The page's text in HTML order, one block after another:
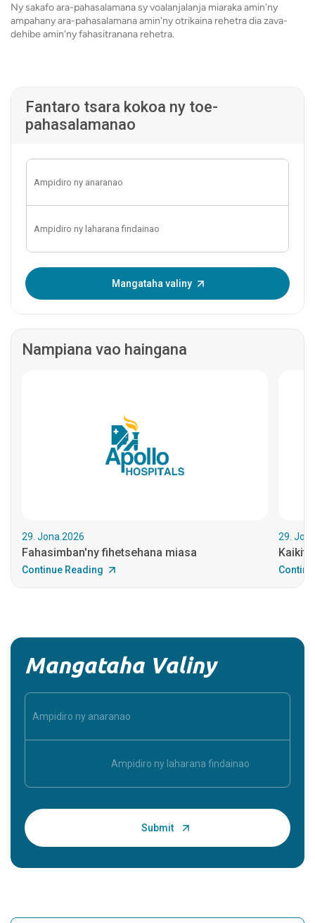
Ny sakafo ara-pahasalamana sy voalanjalanja miaraka amin'ny
ampahany ara-pahasalamana amin'ny otrikaina rehetra dia zava-
dehibe amin'ny fahasitranana rehetra.
Fantaro tsara kokoa ny toe-
pahasalamanao
Mangataha valiny
Nampiana vao haingana
29. Jona.2026
Fahasimban'ny fihetsehana miasa
Continue Reading
29.
Mangataha Valiny